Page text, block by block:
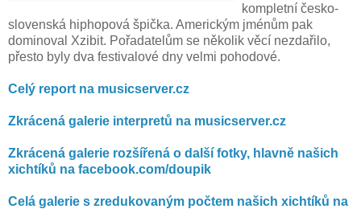
kompletní česko-
slovenská hiphopová špička. Americkým jménům pak
dominoval Xzibit. Pořadatelům se několik věcí nezdařilo,
přesto byly dva festivalové dny velmi pohodové.
Celý report na musicserver.cz
Zkrácená galerie interpretů na musicserver.cz
Zkrácená galerie rozšířená o další fotky, hlavně našich
xichtíků na facebook.com/doupik
Celá galerie s zredukovaným počtem našich xichtíků na